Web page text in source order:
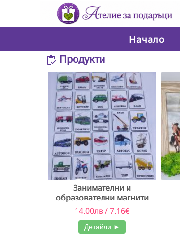
Начало
Продукти
Занимателни и
образователни магнити
(Превозни средства)
14.00лв / 7.16€
Детайли ►